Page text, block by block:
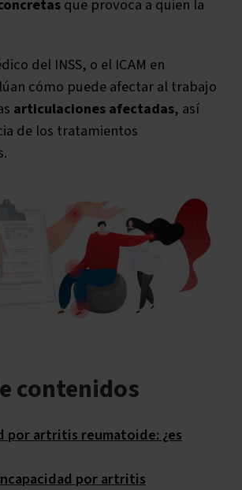
que provoca a quien la
del INSS, o el ICAM en
cómo puede afectar al trabajo
articulaciones afectadas, así
de los tratamientos
contenidos
por artritis reumatoide: ¿es
por artritis